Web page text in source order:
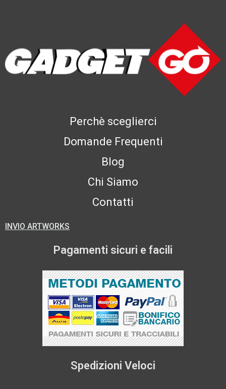
Perchè sceglierci
Domande Frequenti
Blog
Chi Siamo
Contatti
INVIO ARTWORKS
Pagamenti sicuri e facili
Spedizioni Veloci